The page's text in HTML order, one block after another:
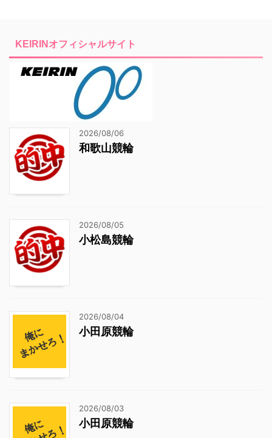
KEIRINオフィシャルサイト
2026/08/06
和歌山競輪
2026/08/05
小松島競輪
2026/08/04
小田原競輪
2026/08/03
小田原競輪